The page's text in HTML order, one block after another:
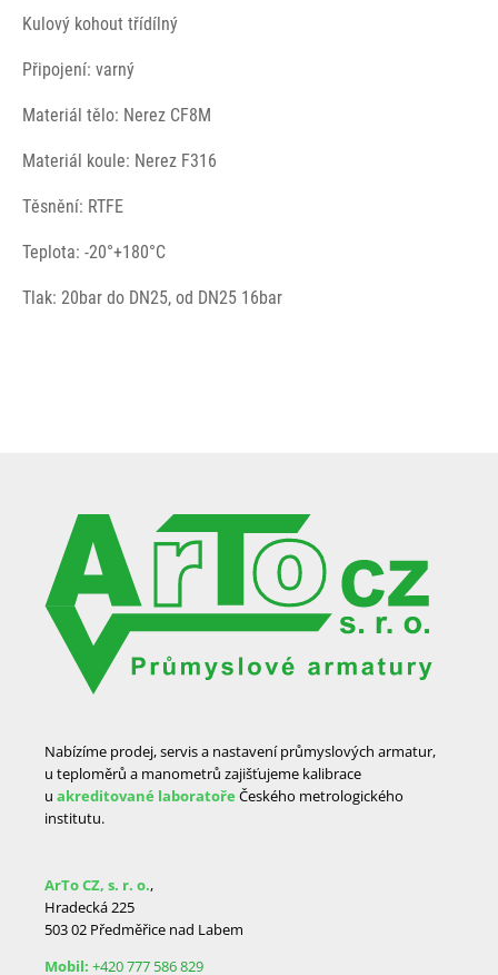
Kulový kohout třídílný
Připojení: varný
Materiál tělo: Nerez CF8M
Materiál koule: Nerez F316
Těsnění: RTFE
Teplota: -20°+180°C
Tlak: 20bar do DN25, od DN25 16bar
Nabízíme prodej, servis a nastavení průmyslových armatur,
u teploměrů a manometrů zajišťujeme kalibrace
u akreditované laboratoře Českého metrologického
institutu.
ArTo CZ, s. r. o.,
Hradecká 225
503 02 Předměřice nad Labem
Mobil: +420 777 586 829